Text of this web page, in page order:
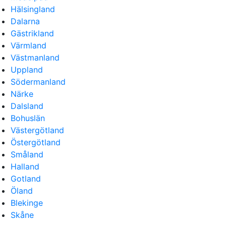
Hälsingland
Dalarna
Gästrikland
Värmland
Västmanland
Uppland
Södermanland
Närke
Dalsland
Bohuslän
Västergötland
Östergötland
Småland
Halland
Gotland
Öland
Blekinge
Skåne